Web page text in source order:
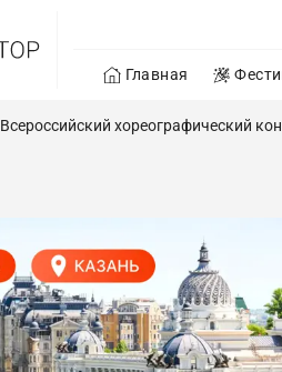
Главная
Всероссийский хореографический